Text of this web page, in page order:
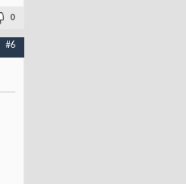
0
#6